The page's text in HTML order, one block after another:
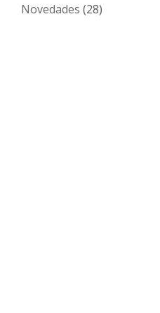
Novedades (28)